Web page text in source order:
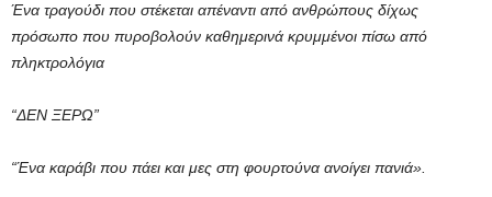
Ένα τραγούδι που στέκεται απέναντι από ανθρώπους δίχως
πρόσωπο που πυροβολούν καθημερινά κρυμμένοι πίσω από
πληκτρολόγια
“ΔΕΝ ΞΕΡΩ”
“Ένα καράβι που πάει και μες στη φουρτούνα ανοίγει πανιά».